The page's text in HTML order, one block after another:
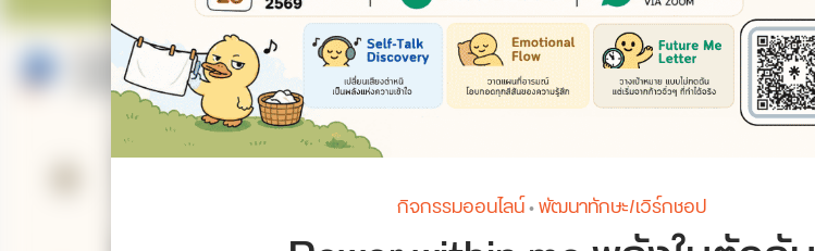
กิจกรรมออนไลน์•พัฒนาทักษะ/เวิร์กชอป